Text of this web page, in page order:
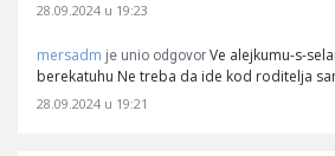
28.09.2024 u 19:23
mersadm je unio odgovor Ve alejkumu-s-
berekatuhu Ne treba da ide kod roditelja
28.09.2024 u 19:21